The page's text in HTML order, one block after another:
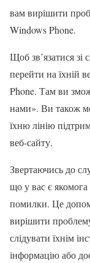
вам вирішити
Windows Phone.
Щоб зв’язатися
перейти на їхній
Phone. Там ви
нами». Ви також
їхню лінію
веб-сайту.
Звертаючись до
що у вас є якомога
помилки. Це
вирішити
слідувати їхнім
інформацію або